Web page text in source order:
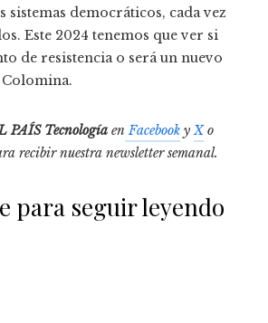
sistemas democráticos, cada vez
Este 2024 tenemos que ver si
de resistencia o será un nuevo
Colomina.
PAÍS Tecnología en Facebook yXo
recibir nuestra newsletter semanal.
para seguir leyendo